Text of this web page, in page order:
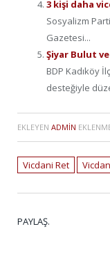
3 kişi daha
Sosyalizm
Gazetesi...
Şiyar Bulut
BDP Kadıköy
desteğiyle
EKLEYEN ADMIN
Vicdani Ret
PAYLAŞ.